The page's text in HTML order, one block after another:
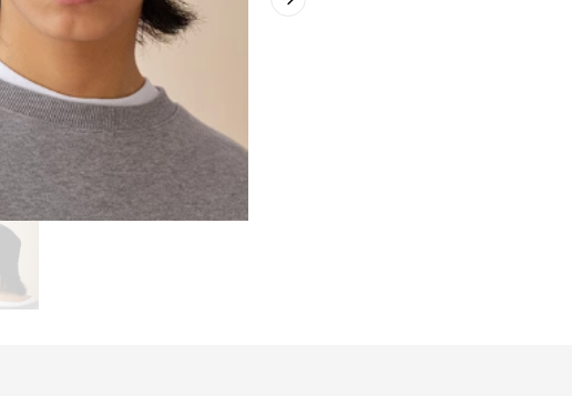
Next slide